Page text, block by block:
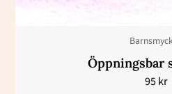
Öppningsbar
95kr